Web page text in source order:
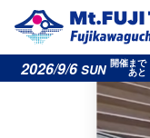
2026/9/6 SUN 開催まで
あと